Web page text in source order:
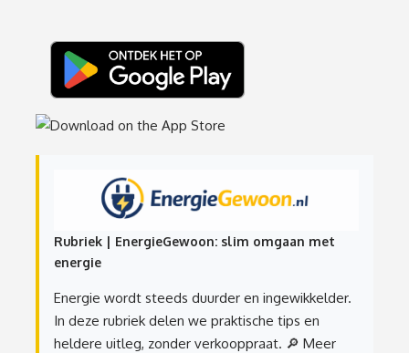
Rubriek | EnergieGewoon: slim omgaan met
energie
Energie wordt steeds duurder en ingewikkelder.
In deze rubriek delen we praktische tips en
heldere uitleg, zonder verkooppraat. 🔎 Meer